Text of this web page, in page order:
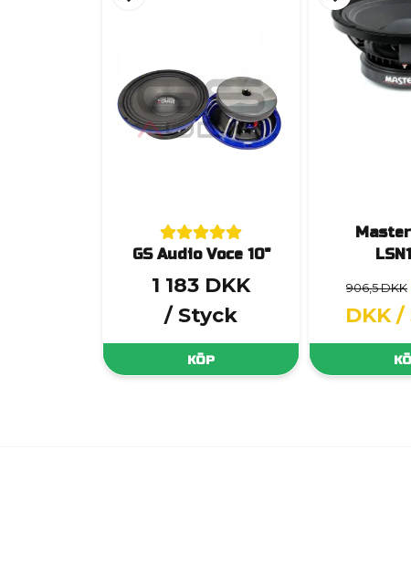
GS Audio Voce 10"
1 183 DKK
/ Styck
KÖP
906,5 DKK
DKK /